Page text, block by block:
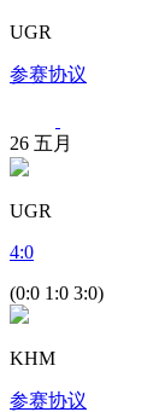
UGR
参赛协议
26 五月
UGR
4:0
(0:0 1:0 3:0)
KHM
参赛协议